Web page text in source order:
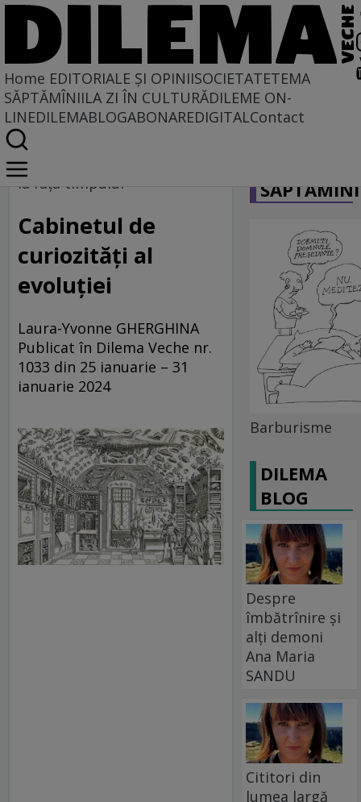
Home EDITORIALE ȘI OPINIISOCIETATETEMA
SĂPTĂMÎNIILA ZI ÎN CULTURĂDILEME ON-
LINEDILEMABLOGABONAREDIGITALContact
Home
La fața timpului
la faţa timpului
Cabinetul de
curiozități al
evoluției
Laura-Yvonne GHERGHINA
Publicat în Dilema Veche nr.
1033 din 25 ianuarie – 31
ianuarie 2024
Barburisme
DILEMA
BLOG
Despre
îmbătrînire și
alți demoni
Ana Maria
SANDU
Cititori din
lumea largă